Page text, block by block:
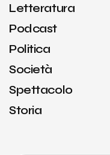
Letteratura
Podcast
Politica
Società
Spettacolo
Storia